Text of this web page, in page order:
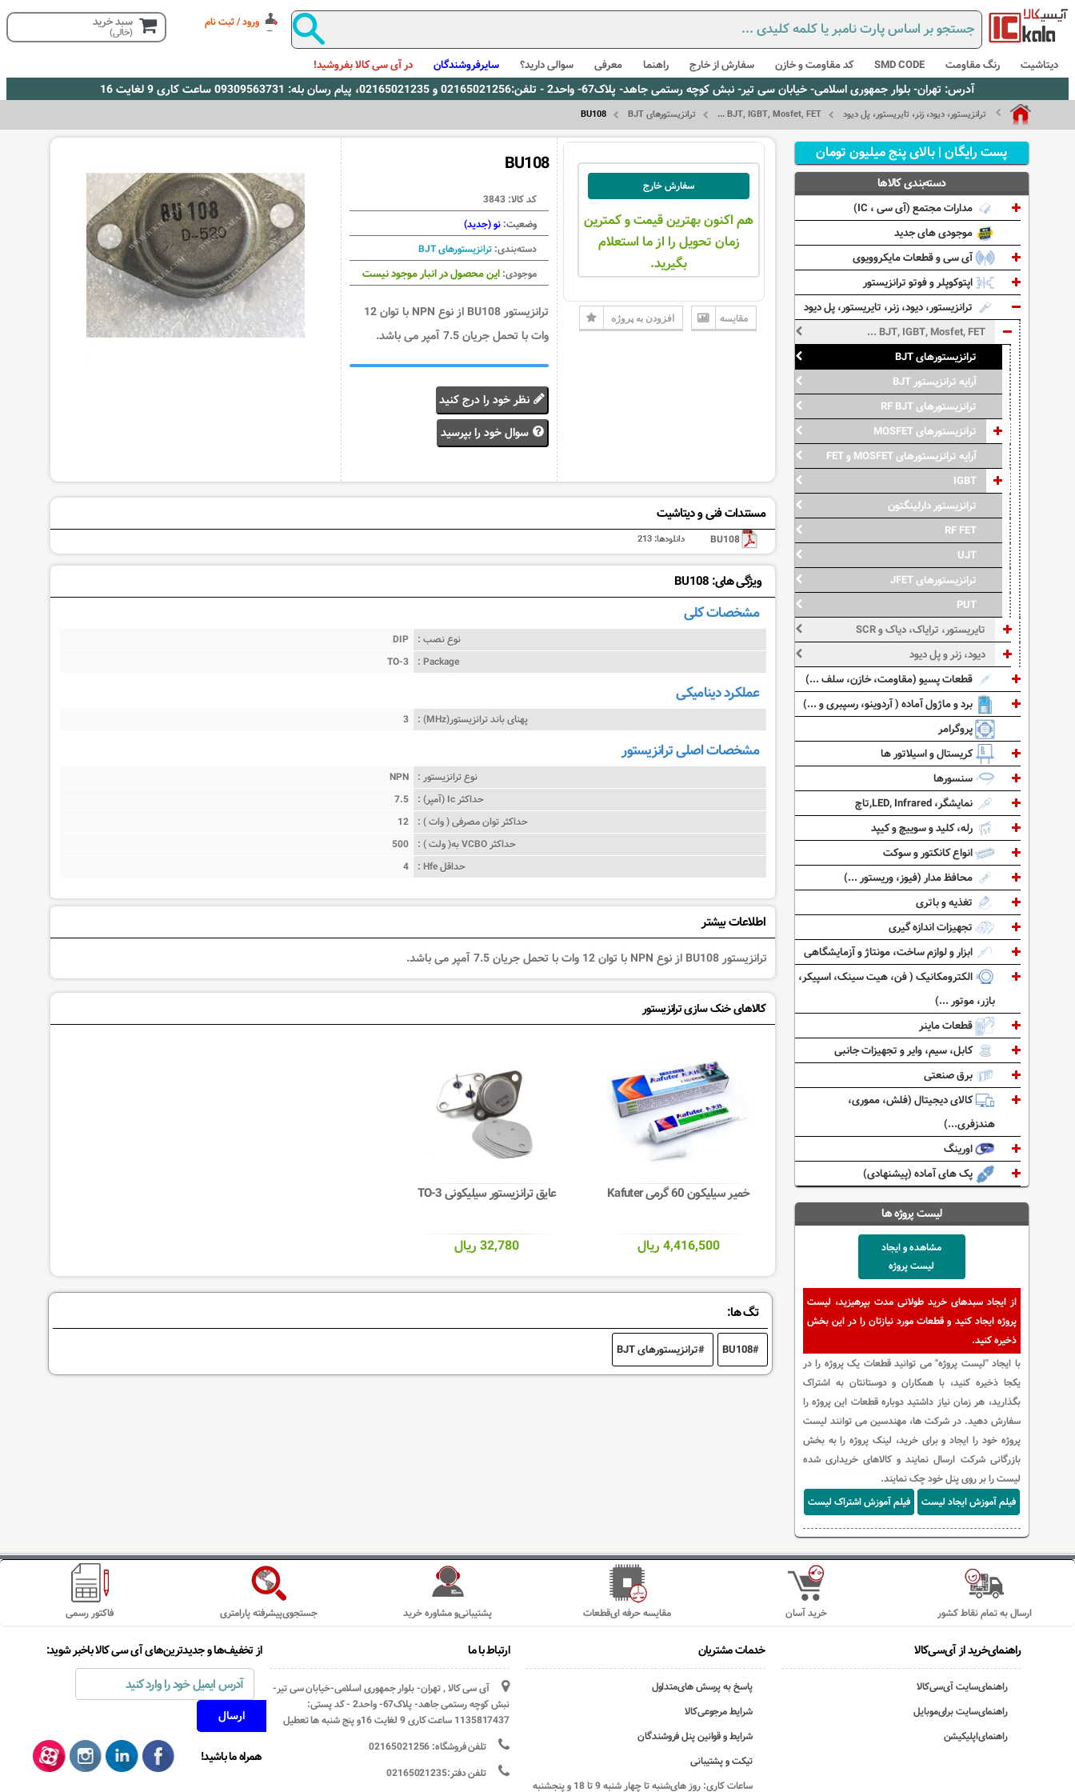
ورود / ثبت نام سبد خرید
(خالی)
دیتاشیت رنگ مقاومت SMD CODE کد مقاومت و خازن سفارش از خارج راهنما معرفی سوالی دارید؟ سایرفروشندگان در آی سی کالا بفروشید!
آدرس: تهران- بلوار جمهوری اسلامی- خیابان سی تیر- نبش کوچه رستمی جاهد- پلاک67- واحد2 - تلفن:02165021256 و 02165021235، پیام رسان بله: 09309563731 ساعت کاری 9 لغایت 16
ترانزیستور، دیود، زنر، تایریستور، پل دیود BJT, IGBT, Mosfet, FET ... ترانزیستورهای BJT BU108
BU108
کد کالا: 3843
وضعیت: نو (جدید)
دسته‌بندی: ترانزیستورهای BJT
موجودی: این محصول در انبار موجود نیست
ترانزیستور BU108 از نوع NPN با توان 12
وات با تحمل جریان 7.5 آمپر می باشد.
نظر خود را درج کنید
سوال خود را بپرسید
سفارش خارج
هم اکنون بهترین قیمت و کمترین
زمان تحویل را از ما استعلام
بگیرید.
مقایسه افزودن به پروژه
مستندات فنی و دیتاشیت
BU108 دانلودها:213
ویژگی های: BU108
مشخصات کلی
نوع نصب :
DIP
Package :
TO-3
عملکرد دینامیکی
پهنای باند ترانزیستور(MHz) : 3
مشخصات اصلی ترانزیستور
نوع ترانزیستور :
NPN
حداکثر Ic (آمپر) :
7.5
حداکثر توان مصرفی ( وات ) :
12
حداکثر VCBO به( ولت ) :
500
حداقل Hfe :
4
اطلاعات بیشتر
ترانزیستور BU108 از نوع NPN با توان 12 وات با تحمل جریان 7.5 آمپر می باشد.
کالاهای خنک سازی ترانزیستور
عایق ترانزیستور سیلیکونی TO-3
32,780 ریال
خمیر سیلیکون 60 گرمی Kafuter
4,416,500 ریال
تگ ها:
BU108 ترانزیستورهای BJT
پست رایگان | بالای پنج میلیون تومان
دسته‌بندی کالاها
مدارات مجتمع (آی سی ، IC)
موجودی های جدید
آی سی و قطعات مایکروویوی
اپتوکوپلر و فوتو ترانزیستور
ترانزیستور، دیود، زنر، تایریستور، پل دیود
BJT, IGBT, Mosfet, FET ...
ترانزیستورهای BJT
آرایه ترانزیستور BJT
ترانزیستورهای RF BJT
ترانزیستورهای MOSFET
آرایه ترانزیستورهای MOSFET و FET
IGBT
ترانزیستور دارلینگتون
RF FET
UJT
ترانزیستورهای JFET
PUT
تایریستور، ترایاک، دیاک و SCR
دیود، زنر و پل دیود
قطعات پسیو (مقاومت، خازن، سلف ...)
برد و ماژول آماده ( آردوینو، رسپبری و ...)
پروگرامر
کریستال و اسیلاتور ها
سنسورها
نمایشگر، LED, Infrared,تاچ
رله، کلید و سوییچ و کیپد
انواع کانکتور و سوکت
محافظ مدار (فیوز، وریستور ...)
تغذیه و باتری
تجهیزات اندازه گیری
ابزار و لوازم ساخت، مونتاژ و آزمایشگاهی
الکترومکانیک ( فن، هیت سینک، اسپیکر،
بازر، موتور ...)
قطعات ماینر
کابل، سیم، وایر و تجهیزات جانبی
برق صنعتی
کالای دیجیتال (فلش، مموری،
هندزفری...)
اورینگ
پک های آماده (پیشنهادی)
لیست پروژه ها
مشاهده و ایجاد
لیست پروژه
از ایجاد سبدهای خرید طولانی مدت بپرهیزید، لیست
پروژه ایجاد کنید و قطعات مورد نیازتان را در این بخش
ذخیره کنید.
با ایجاد "لیست پروژه" می توانید قطعات یک پروژه را در
یکجا ذخیره کنید، با همکاران و دوستانتان به اشتراک
بگذارید، هر زمان نیاز داشتید دوباره قطعات این پروژه را
سفارش دهید. در شرکت ها، مهندسین می توانند لیست
پروژه خود را ایجاد و برای خرید، لینک پروژه را به بخش
بازرگانی شرکت ارسال نمایند و کالاهای خریداری شده
لیست را بر روی پنل خود چک نمایند.
فیلم آموزش ایجاد لیست
فیلم آموزش اشتراک لیست
فاکتور رسمی جستجوی‌پیشرفته پارامتری پشتیبانی‌و مشاوره خرید مقایسه حرفه ای‌قطعات خرید آسان ارسال به تمام نقاط کشور
راهنمای‌خرید از آی‌سی‌کالا
راهنمای‌سایت آی‌سی‌کالا
راهنمای‌سایت برای‌موبایل
راهنمای‌اپلیکیشن
خدمات مشتریان
پاسخ به پرسش های‌متداول
شرایط مرجوعی‌کالا
شرایط و قوانین پنل فروشندگان
تیکت و پشتیبانی
ساعات کاری: روز های‌شنبه تا چهار شنبه 9 تا 18 و پنجشنبه
ارتباط با ما
آی سی کالا , تهران- بلوار جمهوری اسلامی-خیابان سی تیر-
نبش کوچه رستمی جاهد- پلاک67- واحد2 - کد پستی:
1135817437 ساعت کاری 9 لغایت 16و پنج شنبه ها تعطیل
تلفن فروشگاه: 02165021256
تلفن دفتر:02165021235
از تخفیف‌ها و جدیدترین‌های آی سی کالا باخبر شوید:
همراه ما باشید!